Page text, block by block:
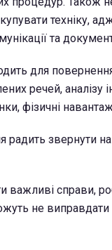
техніку,
та
для
речей,
фізичні
радить звернути
важливі справи,
не виправдати